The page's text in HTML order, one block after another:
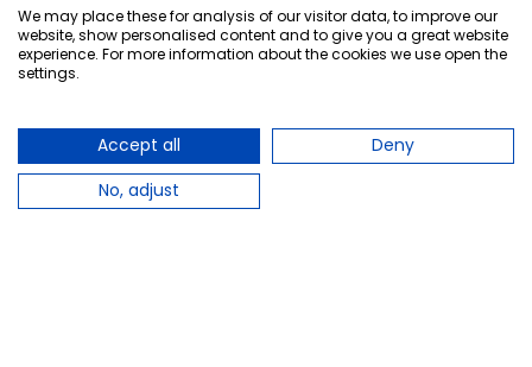
We may place these for analysis of our visitor data, to improve our
website, show personalised content and to give you a great website
experience. For more information about the cookies we use open the
settings.
Accept all
Deny
No, adjust